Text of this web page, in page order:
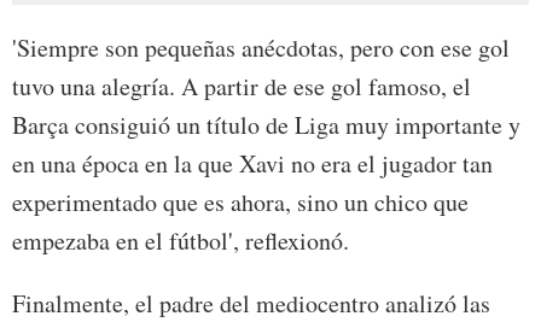
'Siempre son pequeñas anécdotas, pero con ese gol
tuvo una alegría. A partir de ese gol famoso, el
Barça consiguió un título de Liga muy importante y
en una época en la que Xavi no era el jugador tan
experimentado que es ahora, sino un chico que
empezaba en el fútbol', reflexionó.
Finalmente, el padre del mediocentro analizó las